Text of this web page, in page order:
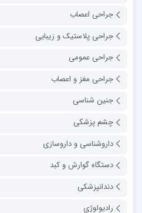
جراحی اعصاب
جراحی پلاستیک و زیبایی
جراحی عمومی
جراحی مغز و اعصاب
جنین شناسی
چشم پزشکی
داروشناسی و داروسازی
دستگاه گوارش و کبد
دندانپزشکی
رادیولوژی